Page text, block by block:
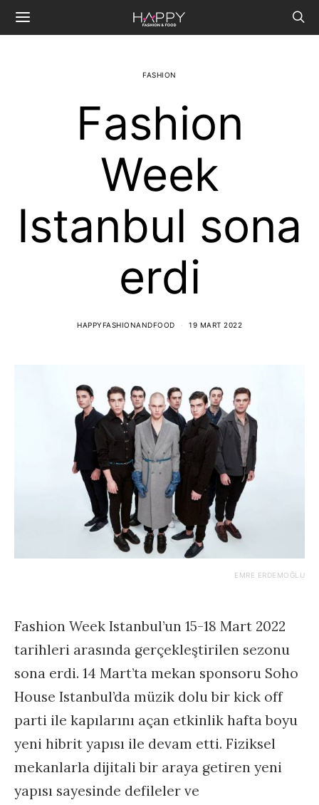
FASHION
Fashion
Week
Istanbul sona
erdi
HAPPYFASHIONANDFOOD 19 MART 2022
EMRE ERDEMOĞLU
Fashion Week Istanbul’un 15-18 Mart 2022
tarihleri arasında gerçekleştirilen sezonu
sona erdi. 14 Mart’ta mekan sponsoru Soho
House Istanbul’da müzik dolu bir kick off
parti ile kapılarını açan etkinlik hafta boyu
yeni hibrit yapısı ile devam etti. Fiziksel
mekanlarla dijitali bir araya getiren yeni
yapısı sayesinde defileler ve